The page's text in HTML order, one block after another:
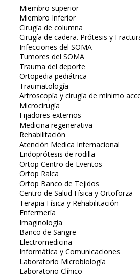
Miembro superior
Miembro Inferior
Cirugía de columna
Cirugía de cadera. Prótesis y
Infecciones del SOMA
Tumores del SOMA
Trauma del deporte
Ortopedia pediátrica
Traumatología
Artroscopía y cirugía de mínimo
Microcirugía
Fijadores externos
Medicina regenerativa
Rehabilitación
Atención Medica Internacional
Endoprótesis de rodilla
Ortop Centro de Eventos
Ortop Ralca
Ortop Banco de Tejidos
Centro de Salud Física y Ortoforza
Terapia Física y Rehabilitación
Enfermería
Imaginología
Banco de Sangre
Electromedicina
Informática y Comunicaciones
Laboratorio Microbiología
Laboratorio Clínico